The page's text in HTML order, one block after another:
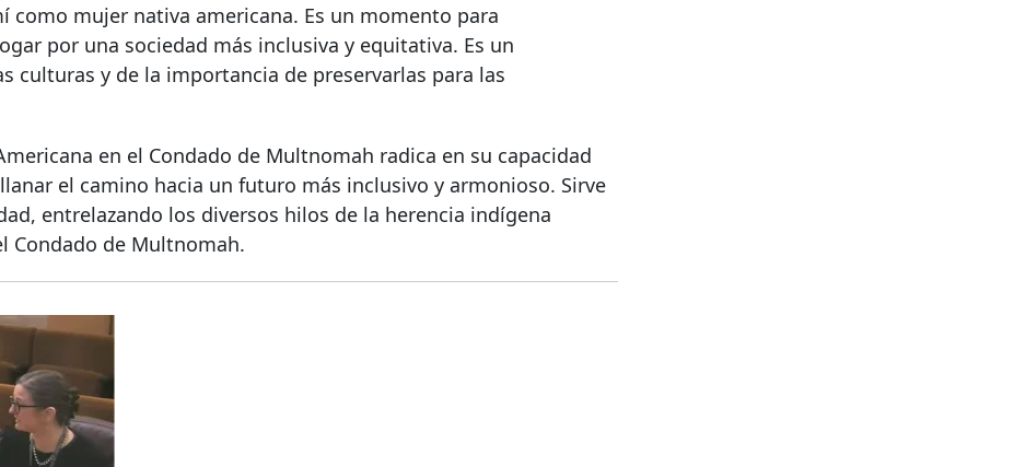
mujer nativa americana. Es un momento para
por una sociedad más inclusiva y equitativa. Es un
culturas y de la importancia de preservarlas para las
en el Condado de Multnomah radica en su capacidad
el camino hacia un futuro más inclusivo y armonioso. Sirve
entrelazando los diversos hilos de la herencia indígena
Condado de Multnomah.